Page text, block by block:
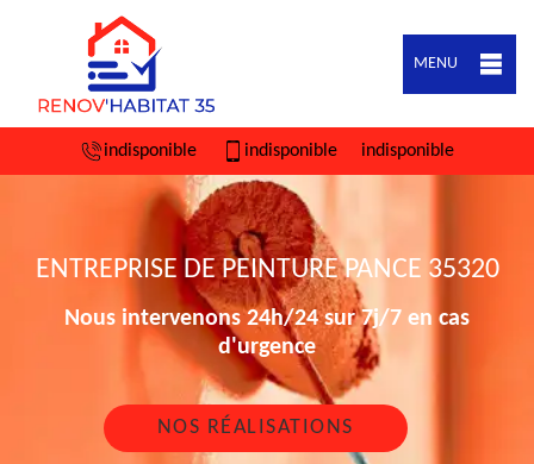
MENU
indisponible indisponible indisponible
ENTREPRISE DE PEINTURE PANCE 35320
Nous intervenons 24h/24 sur 7j/7 en cas
d'urgence
NOS RÉALISATIONS